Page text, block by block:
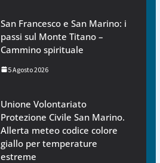
San Francesco e San Marino: i
passi sul Monte Titano –
Cammino spirituale
5 Agosto 2026
Unione Volontariato
Protezione Civile San Marino.
Allerta meteo codice colore
giallo per temperature
estreme